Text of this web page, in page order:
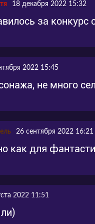
18 декабря 2022 15:32
за конкурс
2022 15:45
не много
26 сентября 2022 16:21
как для
2022 11:51